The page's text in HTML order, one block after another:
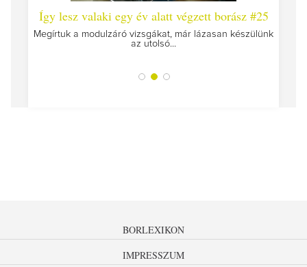
Így lesz valaki egy év alatt végzett borász #25
Megírtuk a modulzáró vizsgákat, már lázasan készülünk
az utolsó...
BORLEXIKON
IMPRESSZUM